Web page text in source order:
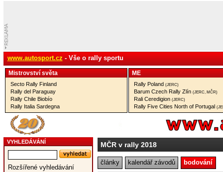
www.autosport.cz - Vše o rally sportu
Mistrovství­ světa
Secto Rally Finland
Rally del Paraguay
Rally Chile Biobío
Rally Italia Sardegna
ME
Rally Poland (JERC)
Barum Czech Rally Zlín (JERC, MČR)
Rali Ceredigion (JERC)
Rally Five Cities North of Portugal
VYHLEDÁVÁNÍ
Rozšířené vyhledávání
MČR v rally 2018
články kalendář závodů bodování